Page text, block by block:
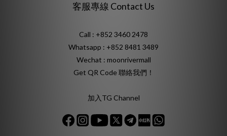
客服專線 Contact Us
Call : +852 3460 2478
Whatsapp : +852 8481 3489
Wechat : moonrivermall
Get QR Code 聯絡我們！
加入TG Channel